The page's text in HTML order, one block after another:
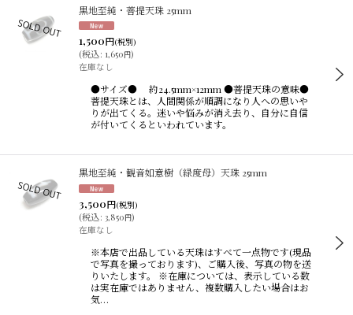
黒地至純・菩提天珠 25mm
1,500円(税別)
(税込: 1,650円)
在庫なし
●サイズ● 約24.5mm×12mm ●菩提天珠の意味●
菩提天珠とは、人間関係が順調になり人への思いや
りが出てくる。迷いや悩みが消え去り、自分に自信
が付いてくるといわれています。
黒地至純・観音如意樹（緑度母）天珠 25mm
3,500円(税別)
(税込: 3,850円)
在庫なし
※本店で出品している天珠はすべて一点物です(現品
で写真を撮っております)、ご購入後、写真の物を送
りいたします。 ※在庫については、表示している数
は実在庫ではありません、複数購入したい場合はお
気…